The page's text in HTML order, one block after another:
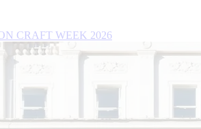
CRAFT WEEK 2026